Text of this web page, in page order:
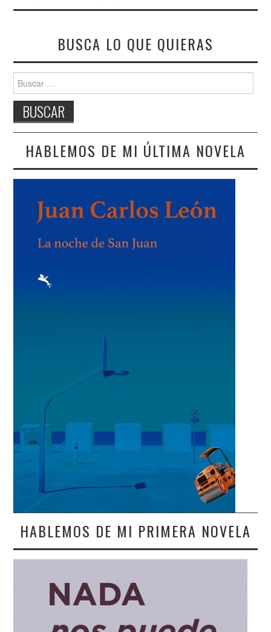
BUSCA LO QUE QUIERAS
Buscar:
HABLEMOS DE MI ÚLTIMA NOVELA
HABLEMOS DE MI PRIMERA NOVELA